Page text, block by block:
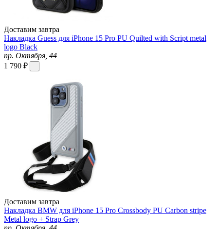
Доставим завтра
Накладка Guess для iPhone 15 Pro PU Quilted with Script metal
logo Black
пр. Октября, 44
1 790 ₽
Доставим завтра
Накладка BMW для iPhone 15 Pro Crossbody PU Carbon stripe
Metal logo + Strap Grey